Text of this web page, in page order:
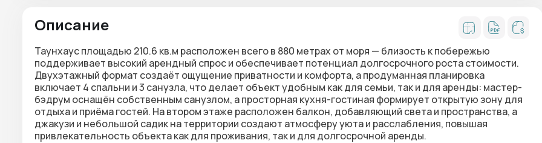
Описание
Таунхаус площадью 210.6 кв.м расположен всего в 880 метрах от моря — близость к побережью
поддерживает высокий арендный спрос и обеспечивает потенциал долгосрочного роста стоимости.
Двухэтажный формат создаёт ощущение приватности и комфорта, а продуманная планировка
включает 4 спальни и 3 санузла, что делает объект удобным как для семьи, так и для аренды: мастер-
бэдрум оснащён собственным санузлом, а просторная кухня-гостиная формирует открытую зону для
отдыха и приёма гостей. На втором этаже расположен балкон, добавляющий света и пространства, а
джакузи и небольшой садик на территории создают атмосферу уюта и расслабления, повышая
привлекательность объекта как для проживания, так и для долгосрочной аренды.